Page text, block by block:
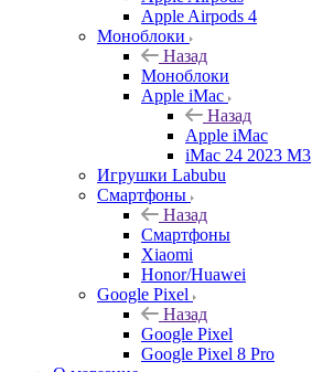
Apple Airpods 4
Моноблоки
Назад
Моноблоки
Apple iMac
Назад
Apple iMac
iMac 24 2023 M3
Игрушки Labubu
Смартфоны
Назад
Смартфоны
Xiaomi
Honor/Huawei
Google Pixel
Назад
Google Pixel
Google Pixel 8 Pro